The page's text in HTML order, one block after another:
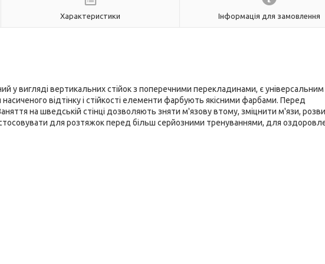
Характеристики Інформація для замовлення
у вигляді вертикальних стійок з поперечними перекладинами, є універсальним
відтінку і стійкості елементи фарбують якісними фарбами. Перед
на шведській стінці дозволяють зняти м'язову втому, зміцнити м'язи,
для розтяжок перед більш серйозними тренуваннями, для